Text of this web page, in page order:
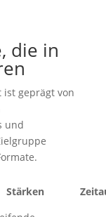
die in
geprägt von
und
Stärken